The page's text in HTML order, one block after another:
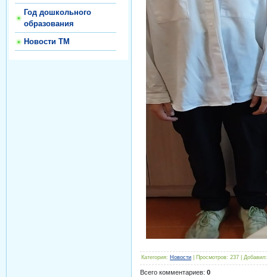
Год дошкольного
образования
Новости ТМ
Категория: Новости Просмотров: 237 Добавил:
Всего комментариев: 0